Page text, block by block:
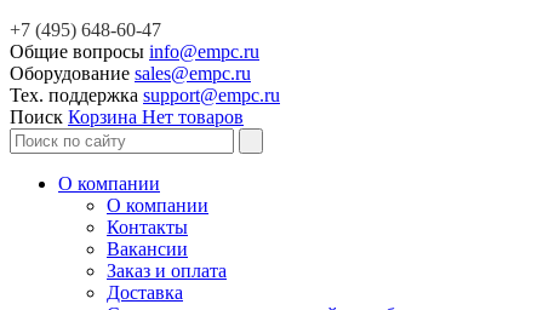
+7 (495) 648-60-47
Общие вопросы info@empc.ru
Оборудование sales@empc.ru
Тех. поддержка support@empc.ru
Поиск Корзина Нет товаров
О компании
О компании
Контакты
Вакансии
Заказ и оплата
Доставка